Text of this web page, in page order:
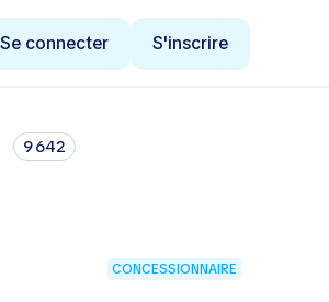
Se connecter S'inscrire
9 642
CONCESSIONNAIRE